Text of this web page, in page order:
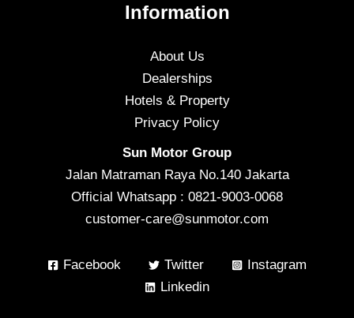
Information
About Us
Dealerships
Hotels & Property
Privacy Policy
Sun Motor Group
Jalan Matraman Raya No.140 Jakarta
Official Whatsapp : 0821-9003-0068
customer-care@sunmotor.com
Facebook Twitter
Instagram
Linkedin